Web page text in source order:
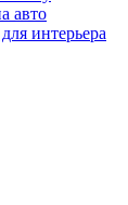
авто
интерьера